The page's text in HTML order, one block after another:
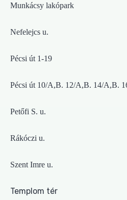
Munkácsy lakópark
Nefelejcs u.
Pécsi út 1-19
Pécsi út 10/A,B. 12/A,B. 14/A,B.
Petőfi S. u.
Rákóczi u.
Szent Imre u.
Templom tér